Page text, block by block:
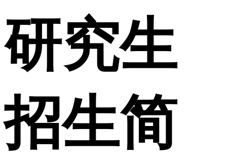
研究生
招生简